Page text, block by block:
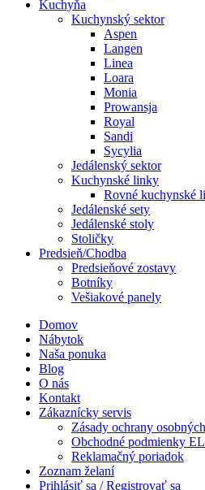
Kuchyňa
Kuchynský sektor
Aspen
Langen
Linea
Loara
Monia
Prowansja
Royal
Sandi
Sycylia
Jedálenský sektor
Kuchynské linky
Rovné kuchynské
Jedálenské sety
Jedálenské stoly
Stoličky
Predsieň/Chodba
Predsieňové zostavy
Botníky
Vešiakové panely
Domov
Nábytok
Naša ponuka
Blog
O nás
Kontakt
Zákaznícky servis
Zásady ochrany
Obchodné podmienky
Reklamačný poriadok
Zoznam želaní
Prihlásiť sa / Registrovať sa